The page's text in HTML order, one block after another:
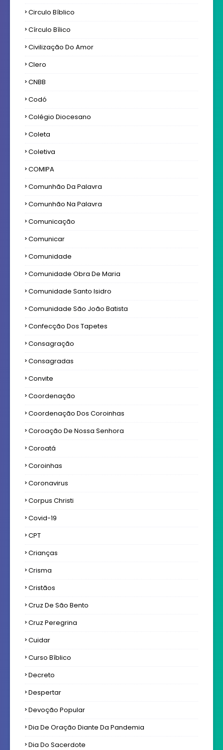
Circulo Bíblico
Círculo Bílico
Civilização Do Amor
Clero
CNBB
Codó
Colégio Diocesano
Coleta
Coletiva
COMIPA
Comunhão Da Palavra
Comunhão Na Palavra
Comunicação
Comunicar
Comunidade
Comunidade Obra De Maria
Comunidade Santo Isidro
Comunidade São João Batista
Confecção Dos Tapetes
Consagração
Consagradas
Convite
Coordenação
Coordenação Dos Coroinhas
Coroação De Nossa Senhora
Coroatá
Coroinhas
Coronavirus
Corpus Christi
Covid-19
CPT
Crianças
Crisma
Cristãos
Cruz De São Bento
Cruz Peregrina
Cuidar
Curso Bíblico
Decreto
Despertar
Devoção Popular
Dia De Oração Diante Da Pandemia
Dia Do Sacerdote